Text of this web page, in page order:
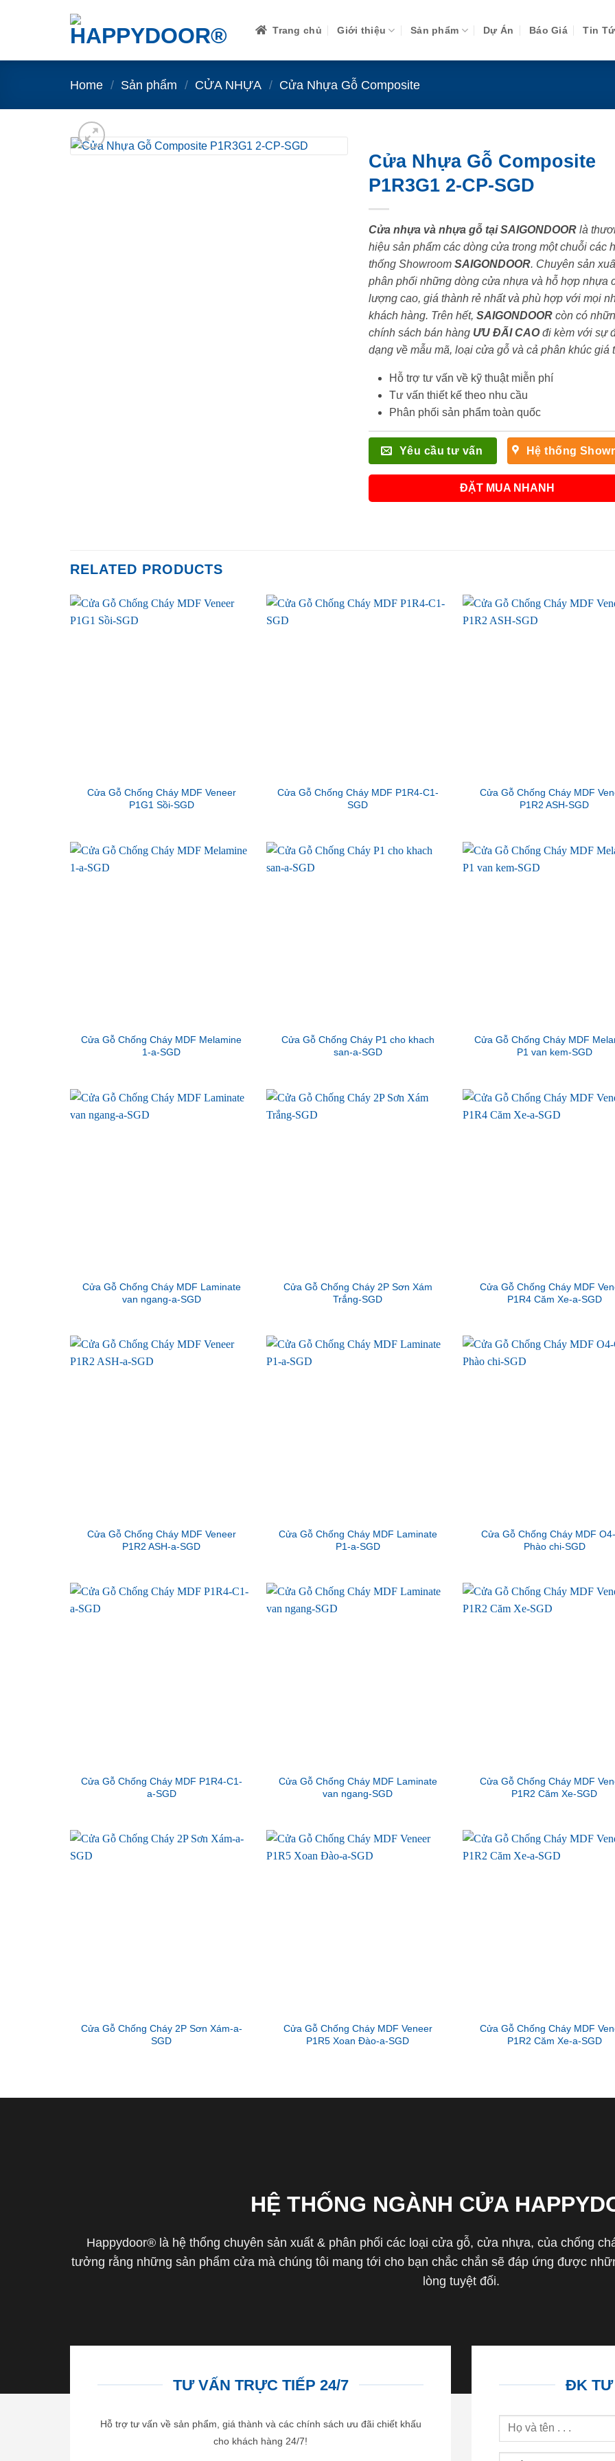
Trang chủ Giới thiệu Sản phẩm Dự Án Báo Giá Tin
Home / Sản phẩm / CỬA NHỰA / Cửa Nhựa Gỗ Composite
Cửa Nhựa Gỗ Composite
P1R3G1 2-CP-SGD
Cửa nhựa và nhựa gỗ tại SAIGONDOORlà
hiệu sản phẩm các dòng cửa trong một chuỗi các
thống Showroom SAIGONDOOR. Chuyên sản
phân phối những dòng cửa nhựa và hỗ hợp nhựa
lượng cao, giá thành rẻ nhất và phù hợp với mọi
khách hàng. Trên hết, SAIGONDOORcòn có
chính sách bán hàng ƯU ĐÃI CAOđi kèm với sự
dạng về mẫu mã, loại cửa gỗ và cả phân khúc giá
Hỗ trợ tư vấn về kỹ thuật miễn phí
Tư vấn thiết kế theo nhu cầu
Phân phối sản phẩm toàn quốc
Yêu cầu tư vấn Hệ thống
ĐẶT MUA NHANH
RELATED PRODUCTS
Cửa Gỗ Chống Cháy MDF Veneer
P1G1 Sồi-SGD
Cửa Gỗ Chống Cháy MDF P1R4-C1-
SGD
Cửa Gỗ Chống Cháy MDF
P1R2 ASH-SGD
Cửa Gỗ Chống Cháy MDF Melamine
1-a-SGD
Cửa Gỗ Chống Cháy P1 cho khach
san-a-SGD
Cửa Gỗ Chống Cháy MDF
P1 van kem-SGD
Cửa Gỗ Chống Cháy MDF Laminate
van ngang-a-SGD
Cửa Gỗ Chống Cháy 2P Sơn Xám
Trắng-SGD
Cửa Gỗ Chống Cháy MDF
P1R4 Căm Xe-a-SGD
Cửa Gỗ Chống Cháy MDF Veneer
P1R2 ASH-a-SGD
Cửa Gỗ Chống Cháy MDF Laminate
P1-a-SGD
Cửa Gỗ Chống Cháy MDF
Phào chi-SGD
Cửa Gỗ Chống Cháy MDF P1R4-C1-
a-SGD
Cửa Gỗ Chống Cháy MDF Laminate
van ngang-SGD
Cửa Gỗ Chống Cháy MDF
P1R2 Căm Xe-SGD
Cửa Gỗ Chống Cháy 2P Sơn Xám-a-
SGD
Cửa Gỗ Chống Cháy MDF Veneer
P1R5 Xoan Đào-a-SGD
Cửa Gỗ Chống Cháy MDF
P1R2 Căm Xe-a-SGD
HỆ THỐNG NGÀNH CỬA
Happydoor® là hệ thống chuyên sản xuất & phân phối các loại cửa gỗ, cửa nhựa, của chống
tưởng rằng những sản phẩm cửa mà chúng tôi mang tới cho bạn chắc chắn sẽ đáp ứng được
lòng tuyệt đối.
TƯ VẤN TRỰC TIẾP 24/7
Hỗ trợ tư vấn về sản phẩm, giá thành và các chính sách ưu đãi chiết khấu
cho khách hàng 24/7!
ĐK TƯ